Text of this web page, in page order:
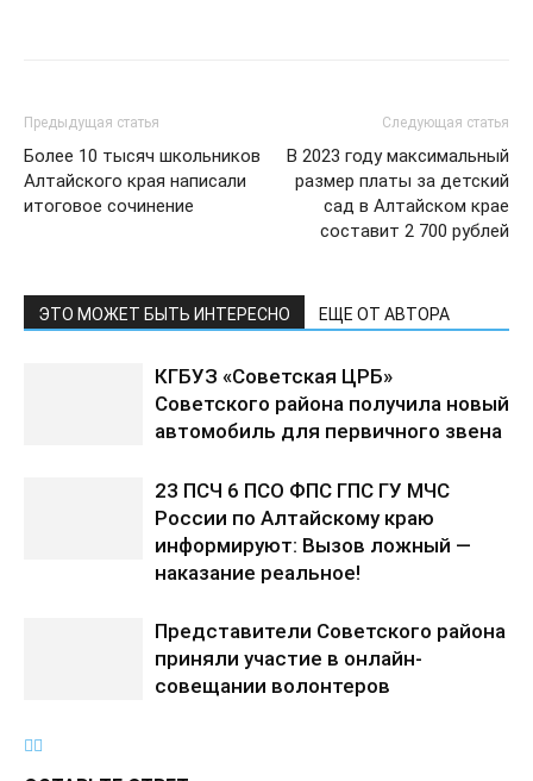
Предыдущая статья
Более 10 тысяч школьников
Алтайского края написали
итоговое сочинение
Следующая статья
В 2023 году максимальный
размер платы за детский
сад в Алтайском крае
составит 2 700 рублей
ЭТО МОЖЕТ БЫТЬ ИНТЕРЕСНО ЕЩЕ ОТ АВТОРА
КГБУЗ «Советская ЦРБ»
Советского района получила новый
автомобиль для первичного звена
23 ПСЧ 6 ПСО ФПС ГПС ГУ МЧС
России по Алтайскому краю
информируют: Вызов ложный —
наказание реальное!
Представители Советского района
приняли участие в онлайн-
совещании волонтеров